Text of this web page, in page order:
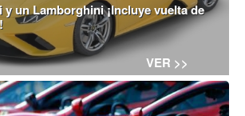
un Lamborghini ¡Incluye vuelta de
VER >>